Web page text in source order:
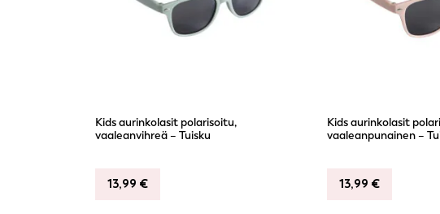
Kids aurinkolasit polarisoitu,
vaaleanvihreä – Tuisku
13,99 €
Kids aurinkolasit
vaaleanpunainen –
13,99 €